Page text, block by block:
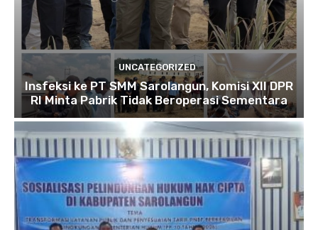
UNCATEGORIZED
Insfeksi ke PT SMM Sarolangun, Komisi XII DPR
RI Minta Pabrik Tidak Beroperasi Sementara